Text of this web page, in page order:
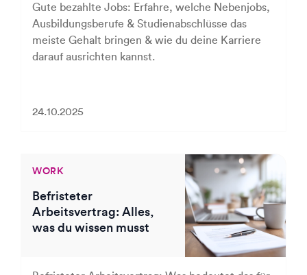
Gute bezahlte Jobs: Erfahre, welche Nebenjobs,
Ausbildungsberufe & Studienabschlüsse das
meiste Gehalt bringen & wie du deine Karriere
darauf ausrichten kannst.
24.10.2025
WORK
Befristeter
Arbeitsvertrag: Alles,
was du wissen musst